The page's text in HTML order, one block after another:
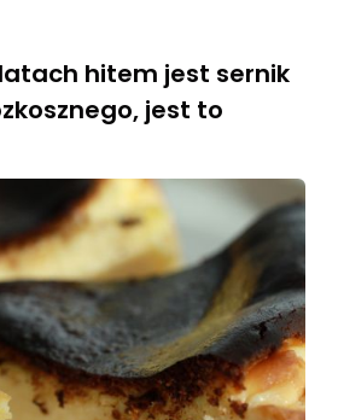
hitem jest sernik
jest to